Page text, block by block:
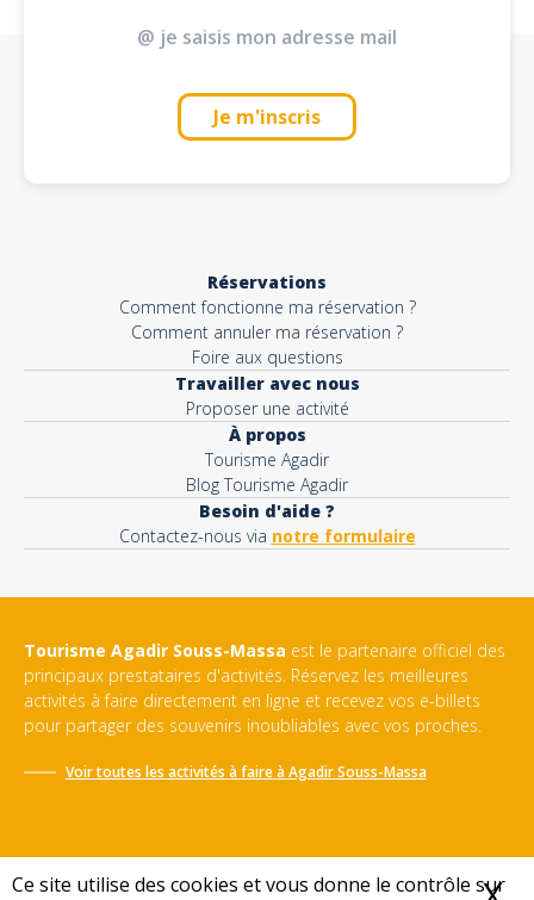
Ce site utilise des cookies et vous donne le contrôle sur
Je m'inscris
Réservations
Comment fonctionne ma réservation ?
Comment annuler ma réservation ?
Foire aux questions
Travailler avec nous
Proposer une activité
À propos
Tourisme Agadir
Blog Tourisme Agadir
Besoin d'aide ?
Contactez-nous via notre formulaire
Tourisme Agadir Souss-Massa est le partenaire officiel des
principaux prestataires d'activités. Réservez les meilleures
activités à faire directement en ligne et recevez vos e-billets
pour partager des souvenirs inoubliables avec vos proches.
Voir toutes les activités à faire àAgadir Souss-Massa